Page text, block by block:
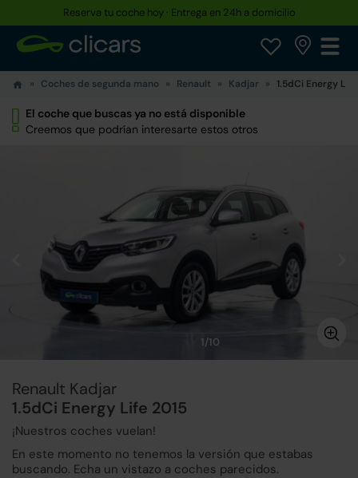
Reserva tu coche hoy · Entrega en 24h a domicilio
Coches de segunda mano Renault Kadjar 1.5dCi Energy Life
El coche que buscas ya no está disponible
Creemos que podrían interesarte estos otros
1/10
Renault Kadjar
1.5dCi Energy Life 2015
¡Nuestros coches vuelan!
En este momento no tenemos la versión que estabas
buscando. Echa un vistazo a coches parecidos.